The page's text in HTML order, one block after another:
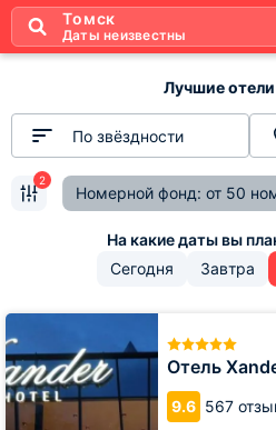
Томск
Даты неизвестны
Лучшие
По звёздности
Номерной фонд: от 50
2
Сегодня Завтра
Отель
9.6 567
Отель
Xander